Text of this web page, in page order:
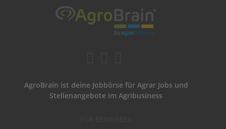
AgroBrain ist deine Jobbörse für Agrar Jobs und
Stellenangebote im Agribusiness